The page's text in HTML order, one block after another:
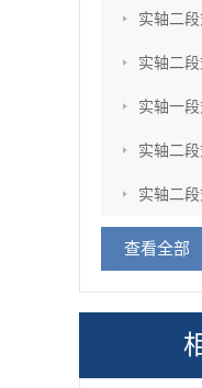
实轴二
实轴二
实轴一
实轴二
实轴二
查看全部